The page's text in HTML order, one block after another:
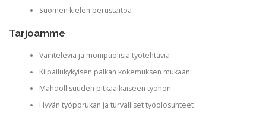
Suomen kielen perustaitoa
Tarjoamme
Vaihtelevia ja monipuolisia työtehtäviä
Kilpailukykyisen palkan kokemuksen mukaan
Mahdollisuuden pitkäaikaiseen työhön
Hyvän työporukan ja turvalliset työolosuhteet